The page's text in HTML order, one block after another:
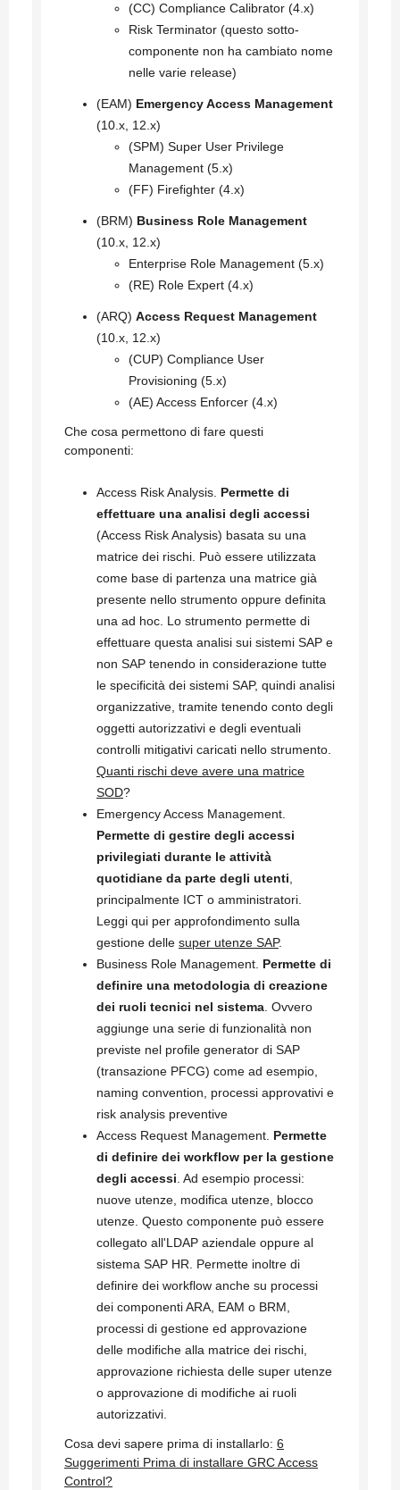
(CC) Compliance Calibrator (4.x)
Risk Terminator (questo sotto-
componente non ha cambiato nome
nelle varie release)
(EAM) Emergency Access Management
(10.x, 12.x)
(SPM) Super User Privilege
Management (5.x)
(FF) Firefighter (4.x)
(BRM) Business Role Management
(10.x, 12.x)
Enterprise Role Management (5.x)
(RE) Role Expert (4.x)
(ARQ) Access Request Management
(10.x, 12.x)
(CUP) Compliance User
Provisioning (5.x)
(AE) Access Enforcer (4.x)
Che cosa permettono di fare questi
componenti:
Access Risk Analysis. Permette di
effettuare una analisi degli accessi
(Access Risk Analysis) basata su una
matrice dei rischi. Può essere utilizzata
come base di partenza una matrice già
presente nello strumento oppure definita
una ad hoc. Lo strumento permette di
effettuare questa analisi sui sistemi SAP e
non SAP tenendo in considerazione tutte
le specificità dei sistemi SAP, quindi analisi
organizzative, tramite tenendo conto degli
oggetti autorizzativi e degli eventuali
controlli mitigativi caricati nello strumento.
Quanti rischi deve avere una matrice
SOD?
Emergency Access Management.
Permette di gestire degli accessi
privilegiati durante le attività
quotidiane da parte degli utenti
principalmente ICT o amministratori.
Leggi qui per approfondimento sulla
gestione delle super utenze SAP.
Business Role Management. Permette di
definire una metodologia di creazione
dei ruoli tecnici nel sistema . Ovvero
aggiunge una serie di funzionalità non
previste nel profile generator di SAP
(transazione PFCG) come ad esempio,
naming convention, processi approvativi e
risk analysis preventive
Access Request Management. Permette
di definire dei workflow per la gestione
degli accessi . Ad esempio processi:
nuove utenze, modifica utenze, blocco
utenze. Questo componente può essere
collegato all'LDAP aziendale oppure al
sistema SAP HR. Permette inoltre di
definire dei workflow anche su processi
dei componenti ARA, EAM o BRM,
processi di gestione ed approvazione
delle modifiche alla matrice dei rischi,
approvazione richiesta delle super utenze
o approvazione di modifiche ai ruoli
autorizzativi.
Cosa devi sapere prima di installarlo: 6
Suggerimenti Prima di installare GRC Access
Control?